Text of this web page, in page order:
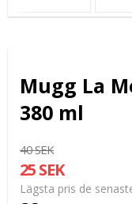
Mugg La
380 ml
40 SEK
25 SEK
Lägsta pris de